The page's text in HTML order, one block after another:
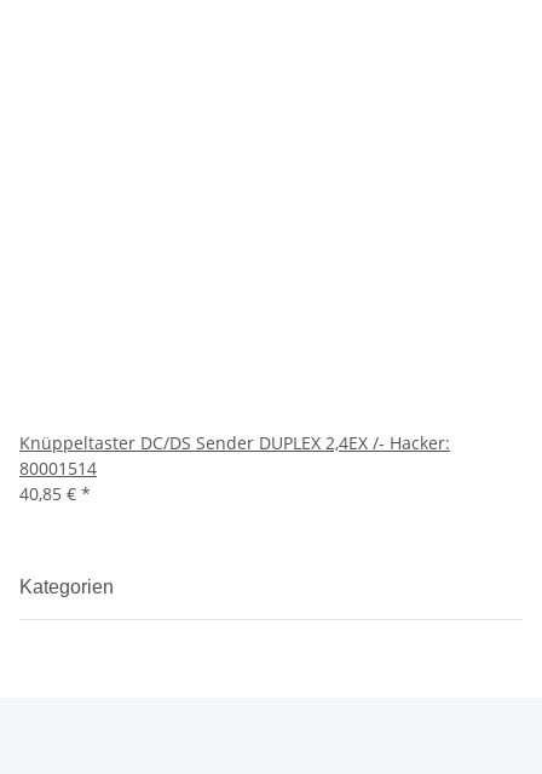
Knüppeltaster DC/DS Sender DUPLEX 2,4EX /- Hacker:
80001514
40,85 € *
Kategorien